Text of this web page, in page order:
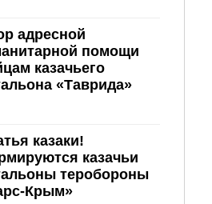
адресной
помощи
казачьего
«Таврида»
казаки!
казачьи
теробороны
Крым»